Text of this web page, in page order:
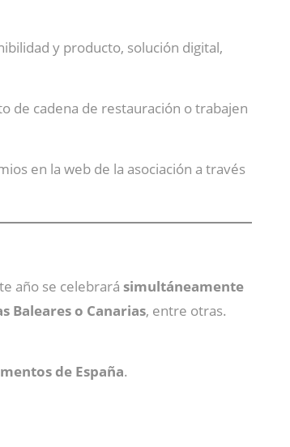
y producto, solución digital,
de cadena de restauración o trabajen
en la web de la asociación a través
año se celebrará simultáneamente
Baleares o Canarias, entre otras.
de España.